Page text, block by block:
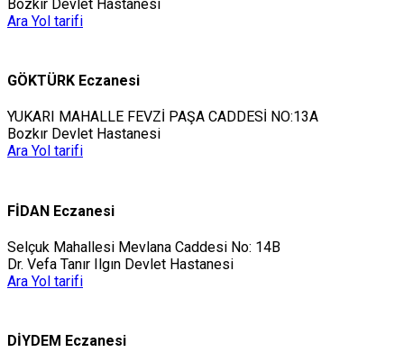
Bozkır Devlet Hastanesi
Ara Yol tarifi
GÖKTÜRK Eczanesi
YUKARI MAHALLE FEVZİ PAŞA CADDESİ NO:13A
Bozkır Devlet Hastanesi
Ara Yol tarifi
FİDAN Eczanesi
Selçuk Mahallesi Mevlana Caddesi No: 14B
Dr. Vefa Tanır Ilgın Devlet Hastanesi
Ara Yol tarifi
DİYDEM Eczanesi